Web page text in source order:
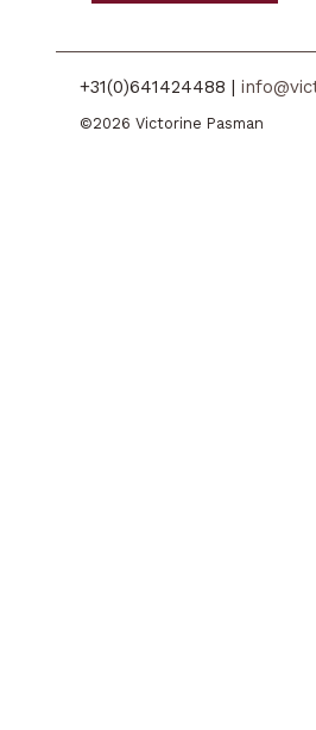
+31(0)641424488 |
©2026 Victorine Pasman